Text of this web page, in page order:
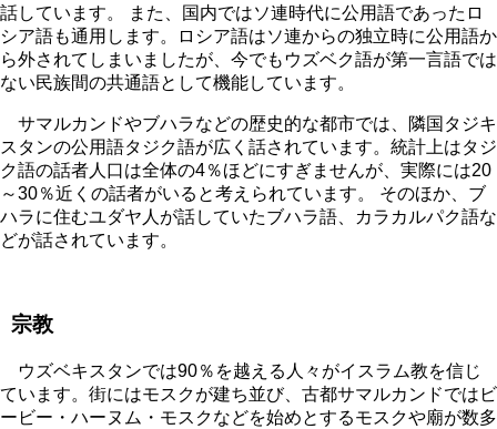
話しています。 また、国内ではソ連時代に公用語であったロ
シア語も通用します。ロシア語はソ連からの独立時に公用語か
ら外されてしまいましたが、今でもウズベク語が第一言語では
ない民族間の共通語として機能しています。
サマルカンドやブハラなどの歴史的な都市では、隣国タジキ
スタンの公用語タジク語が広く話されています。統計上はタジ
ク語の話者人口は全体の4％ほどにすぎませんが、実際には20
～30％近くの話者がいると考えられています。 そのほか、ブ
ハラに住むユダヤ人が話していたブハラ語、カラカルパク語な
どが話されています。
宗教
ウズベキスタンでは90％を越える人々がイスラム教を信じ
ています。街にはモスクが建ち並び、古都サマルカンドではビ
ービー・ハーヌム・モスクなどを始めとするモスクや廟が数多